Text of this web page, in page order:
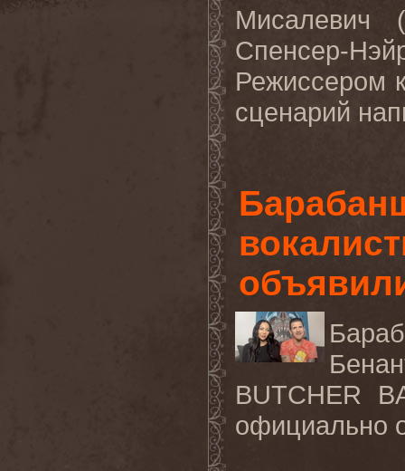
Мисалевич
Спенсер-
Режиссером
сценарий
BUTCHER
официально